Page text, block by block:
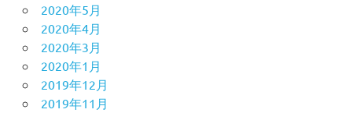
2020年5月
2020年4月
2020年3月
2020年1月
2019年12月
2019年11月